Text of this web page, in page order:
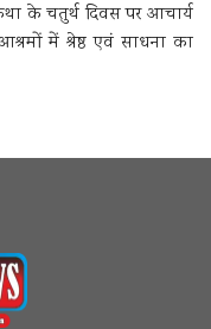
के चतुर्थ दिवस पर आचार्य
में श्रेष्ठ एवं साधना का